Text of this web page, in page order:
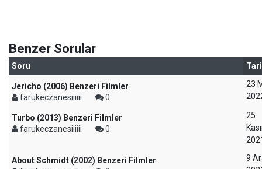
Benzer Sorular
Soru
Jericho (2006) Benzeri Filmler
farukeczanesiiiiii
0
23
Turbo (2013) Benzeri Filmler
farukeczanesiiiiii
0
25
About Schmidt (2002) Benzeri Filmler
9